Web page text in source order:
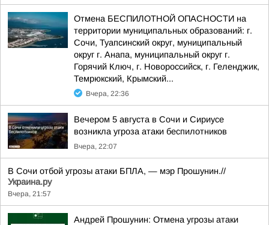
Отмена БЕСПИЛОТНОЙ ОПАСНОСТИ на
территории муниципальных образований: г.
Сочи, Туапсинский округ, муниципальный
округ г. Анапа, муниципальный округ г.
Горячий Ключ, г. Новороссийск, г. Геленджик,
Темрюкский, Крымский...
Вчера, 22:36
Вечером 5 августа в Сочи и Сириусе
возникла угроза атаки беспилотников
Вчера, 22:07
В Сочи отбой угрозы атаки БПЛА, — мэр Прошунин.//
Украина.ру
Вчера, 21:57
Андрей Прошунин: Отмена угрозы атаки